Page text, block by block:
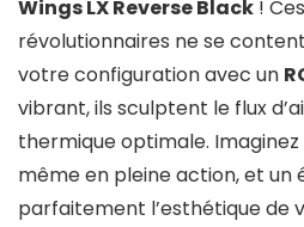
Wings LX Reverse Black !
révolutionnaires ne se
votre configuration avec un
vibrant, ils sculptent le flux
thermique optimale. Imaginez
même en pleine action, et un
parfaitement l’esthétique de